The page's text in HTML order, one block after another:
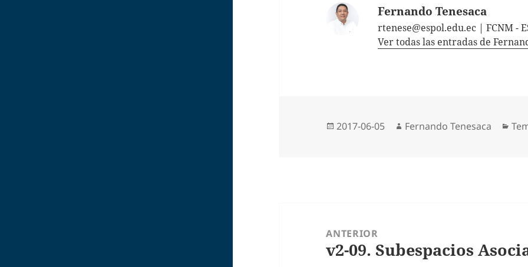
Fernando Tenesaca
rtenese@espol.edu.ec | FCNM -
Ver todas las entradas de
Publicado
2017-06-05 Autor
Fernando Tenesaca
entradas
ANTERIOR
Entrada
v2-09. Subespacios